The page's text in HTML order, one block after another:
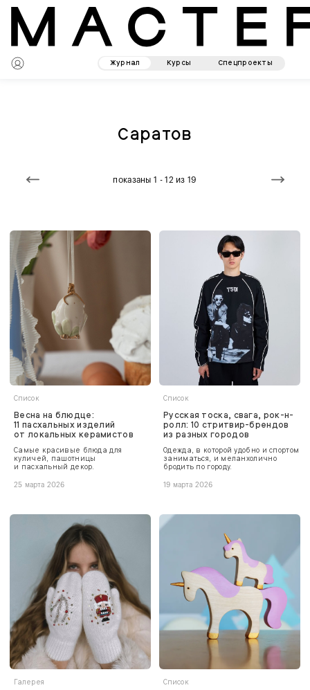
Журнал Курсы Спецпроекты
Саратов
показаны 1 - 12 из 19
Список
Весна на блюдце:
11 пасхальных изделий
от локальных керамистов
Самые красивые блюда для
куличей, пашотницы
и пасхальный декор.
25 марта 2026
Список
Русская тоска, свага, рок-н-
ролл: 10 стритвир-брендов
из разных городов
Одежда, в которой удобно и спортом
заниматься, и меланхолично
бродить по городу.
19 марта 2026
Галерея Список